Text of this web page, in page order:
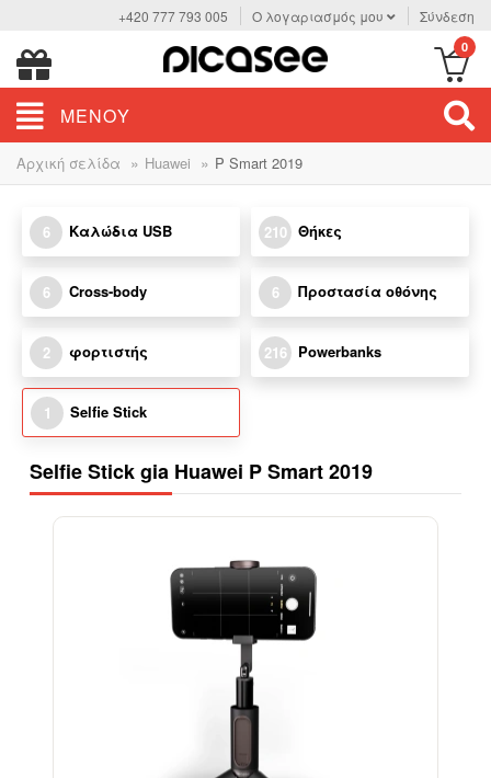
+420 777 793 005 Ο λογαριασμός μου Σύνδεση
0
ΜΕΝΟΎ
Αρχική σελίδα » Huawei » P Smart 2019
6 Καλώδια USB 210 Θήκες
6 Cross-body 6 Προστασία οθόνης
2 φορτιστής 216 Powerbanks
1 Selfie Stick
Selfie Stick gia Huawei P Smart 2019